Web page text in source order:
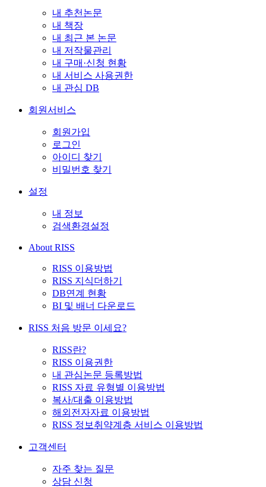
내 추천논문
내 책장
내 최근 본 논문
내 저작물관리
내 구매·신청 현황
내 서비스 사용권한
내 관심 DB
회원서비스
회원가입
로그인
아이디 찾기
비밀번호 찾기
설정
내 정보
검색환경설정
About RISS
RISS 이용방법
RISS 지식더하기
DB연계 현황
BI 및 배너 다운로드
RISS 처음 방문 이세요?
RISS란?
RISS 이용권한
내 관심논문 등록방법
RISS 자료 유형별 이용방법
복사/대출 이용방법
해외전자자료 이용방법
RISS 정보취약계층 서비스 이용방법
고객센터
자주 찾는 질문
상담 신청